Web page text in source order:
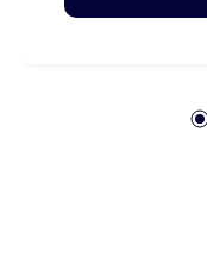
agências,
praticidade para